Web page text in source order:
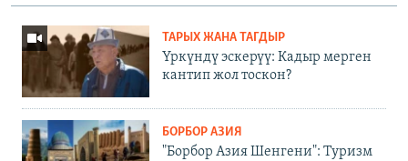
ТАРЫХ ЖАНА ТАГДЫР
Үркүндү эскерүү: Кадыр мерген
кантип жол тоскон?
БОРБОР АЗИЯ
"Борбор Азия Шенгени": Туризм